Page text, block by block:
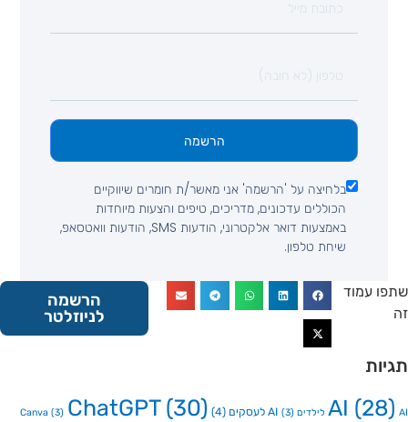
בלחיצה על 'הרשמה' אני מאשר/ת חומרים שיווקיים
הכוללים עדכונים, מדריכים, טיפים והצעות מיוחדות
באמצעות דואר אלקטרוני, הודעות SMS, הודעות וואטסאפ,
שיחת טלפון.
הרשמה
עמוד
הרשמה
לניוזלטר
AI
(3) AI לעסקים (4)
Canva(3) ChatGPT(30)